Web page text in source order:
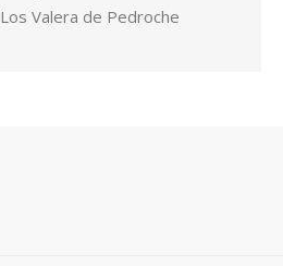
Los Valera de Pedroche